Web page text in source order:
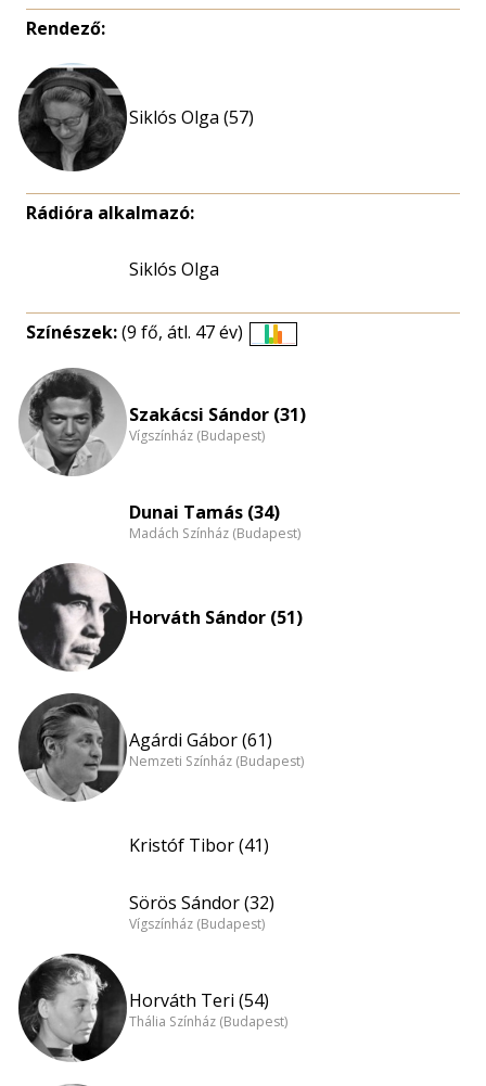
Rendező:
Siklós Olga (57)
Rádióra alkalmazó:
Siklós Olga
Színészek:(9 fő, átl. 47 év)
nagyítása
Szakácsi Sándor (31)
Vígszínház (Budapest)
Dunai Tamás (34)
Madách Színház (Budapest)
Horváth Sándor (51)
Agárdi Gábor (61)
Nemzeti Színház (Budapest)
Kristóf Tibor (41)
Sörös Sándor (32)
Vígszínház (Budapest)
Horváth Teri (54)
Thália Színház (Budapest)